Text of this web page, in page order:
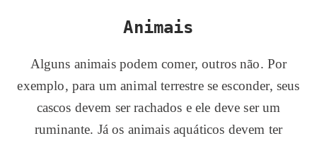
Animais
Alguns animais podem comer, outros não. Por
exemplo, para um animal terrestre se esconder, seus
cascos devem ser rachados e ele deve ser um
ruminante. Já os animais aquáticos devem ter